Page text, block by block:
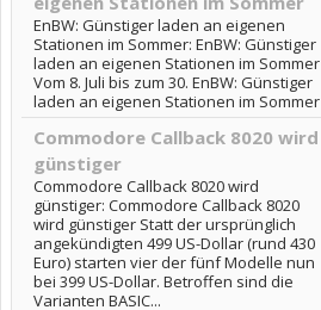
EnBW: Günstiger laden an eigenen
Stationen im Sommer: EnBW: Günstiger
laden an eigenen Stationen im Sommer
Vom 8. Juli bis zum 30. EnBW: Günstiger
laden an eigenen Stationen im Sommer
Commodore Callback 8020 wird
günstiger
Commodore Callback 8020 wird
günstiger: Commodore Callback 8020
wird günstiger Statt der ursprünglich
angekündigten 499 US-Dollar (rund 430
Euro) starten vier der fünf Modelle nun
bei 399 US-Dollar. Betroffen sind die
Varianten BASIC...